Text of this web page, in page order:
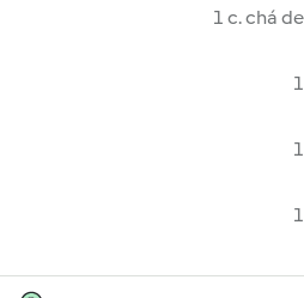
1 c. chá de
1
1
1